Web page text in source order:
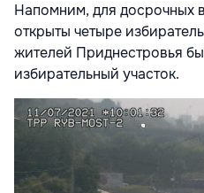
Напомним, для досрочных
открыты четыре
жителей Приднестровья
избирательный участок.